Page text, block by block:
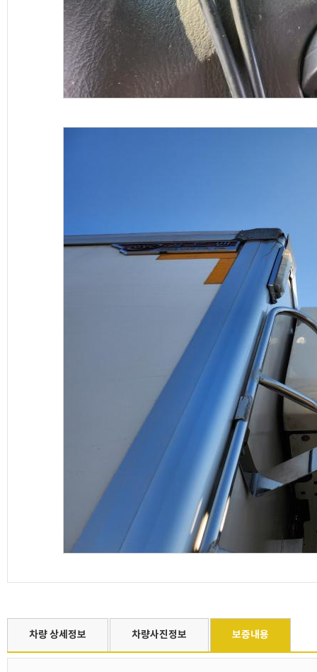
차량 상세정보 차량사진정보 보증내용